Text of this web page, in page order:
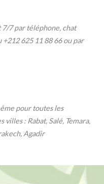
7/7par téléphone, chat
+212 625 11 88 66 ou par
pour toutes les
villes : Rabat, Salé, Temara,
Agadir